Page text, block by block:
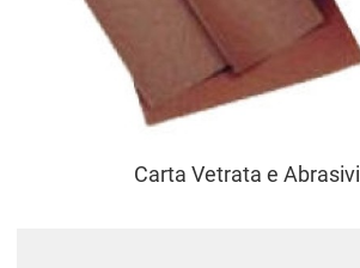
Carta Vetrata e